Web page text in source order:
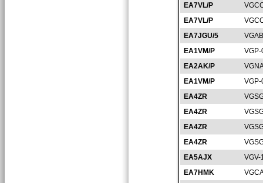
EA7VL/P
EA7VL/P
EA7JGU/5
EA1VM/P
EA2AK/P
EA1VM/P
EA4ZR
EA4ZR
EA4ZR
EA4ZR
EA5AJX
VGV-
EA7HMK